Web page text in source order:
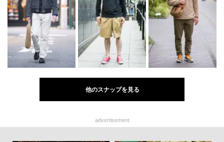
他のスナップを見る
advertisement